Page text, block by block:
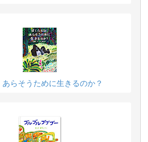
らそうために生きるのか？